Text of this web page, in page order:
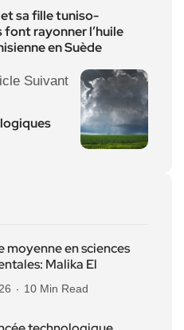
et sa fille tuniso-
font rayonner l’huile
en Suède
Suivant
moyenne en sciences
Malika El
10 Min Read